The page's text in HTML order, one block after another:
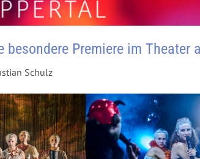
besondere Premiere im Theater
Schulz